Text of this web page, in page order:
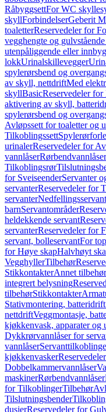
RåbyggsettFor WC
skyllForbindelserGeberit
toaletterReservedeler for
vegghengte og
utenpåliggende eller
lokkUrinalskillevegger
spylerørsbend og
av skyll, nettdriftMed
skyllBasicReservedeler for
aktivering av skyll,
spylerørsbend og
Avløpssett for toaletter og
Tilkoblingssett
urinalerReservedeler for
vannlåserRørbendvannlåser
Tilkoblingsrør
for SveiseenderServanter
servanterReservedeler for
servanter
barnServantområder
heldekkende servant
servanterReservedeler for
servant, bolleservantFor
for Høye skapHalvhøyt
VegghyllerTilbehør
StikkontakterAnnet tilbehør
integrert belysning
tilbehørStikkontakter
Stativmontering, batteridrift
nettdriftVeggmontasje,
kjøkkenvask, apparater og
Dykkrørvannlåser for
vannlåser
kjøkkenvasker
Dobbelkammervannlåser
maskinerRørbendvannlåser
for TilkoblingerTilbehør
Tilslutningsbender
dusjerReservedeler for